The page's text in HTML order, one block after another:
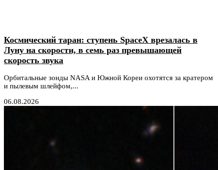
Космический таран: ступень SpaceX врезалась в
Луну на скорости, в семь раз превышающей
скорость звука
Орбитальные зонды NASA и Южной Кореи охотятся за кратером
и пылевым шлейфом,...
06.08.2026